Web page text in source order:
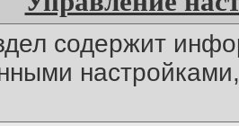
содержит